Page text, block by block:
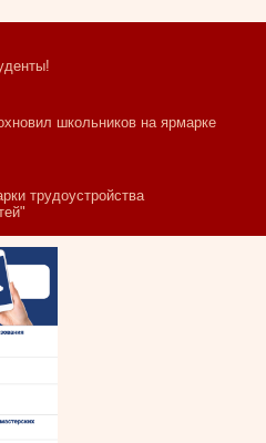
школьников на ярмарке
трудоустройства